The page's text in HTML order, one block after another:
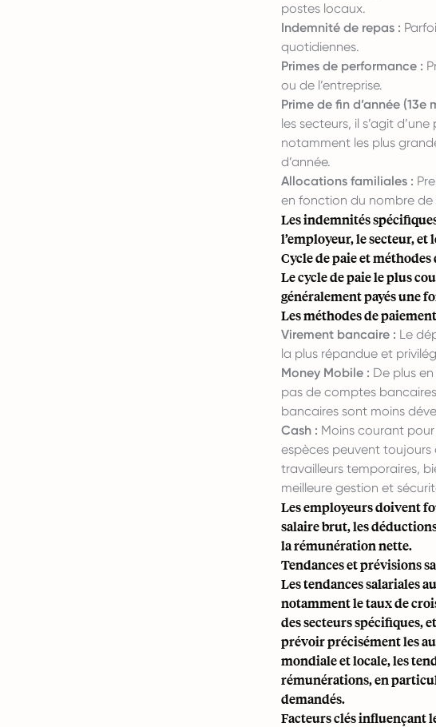
postes locaux.
Indemnité de repas :
quotidiennes.
Primes de performance :
ou de l’entreprise.
Prime de fin d’année (13e
les secteurs, il s’agit
notamment les plus
d’année.
Allocations familiales :
en fonction du nombre de
Les indemnités
l’employeur, le secteur, et
Cycle de paie et
Le cycle de paie le plus
généralement payés une
Les méthodes de
Virement bancaire : Le
la plus répandue et
Money Mobile : De plus
pas de comptes
bancaires sont moins
Cash : Moins courant
espèces peuvent toujours
travailleurs temporaires,
meilleure gestion et
Les employeurs doivent
salaire brut, les
la rémunération nette.
Tendances et prévisions
Les tendances salariales
notamment le taux de
des secteurs spécifiques,
prévoir précisément les
mondiale et locale, les
rémunérations, en
demandés.
Facteurs clés influençant